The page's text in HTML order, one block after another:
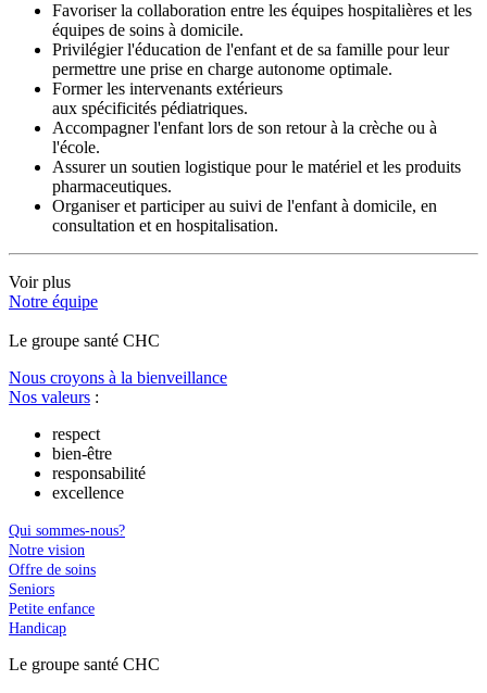
Favoriser la collaboration entre les équipes hospitalières et les
équipes de soins à domicile.
Privilégier l'éducation de l'enfant et de sa famille pour leur
permettre une prise en charge autonome optimale.
Former les intervenants extérieurs
aux spécificités pédiatriques.
Accompagner l'enfant lors de son retour à la crèche ou à
l'école.
Assurer un soutien logistique pour le matériel et les produits
pharmaceutiques.
Organiser et participer au suivi de l'enfant à domicile, en
consultation et en hospitalisation.
Voir plus
Notre équipe
Le groupe santé CHC
Nous croyons à la bienveillance
Nos valeurs :
respect
bien-être
responsabilité
excellence
Qui sommes-nous?
Notre vision
Offre de soins
Seniors
Petite enfance
Handicap
Le groupe santé CHC